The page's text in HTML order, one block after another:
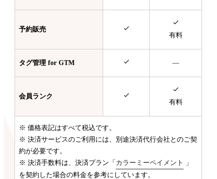
予約販売
有料
タグ管理 for GTM —
会員ランク
有料
※ 価格表記はすべて税込です。
※ 決済サービスのご利用には、別途決済代行会社とのご契
約が必要です。
※ 決済手数料は、決済プラン「 カラーミーペイメント
」
を契約した場合の料金を参考にしています。